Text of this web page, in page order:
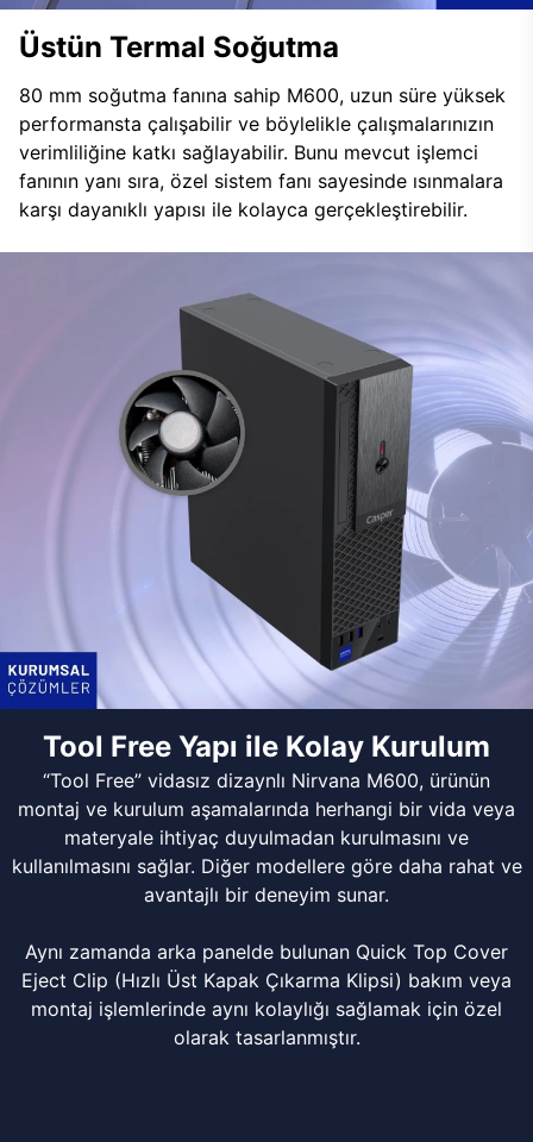
Üstün Termal Soğutma
80 mm soğutma fanına sahip M600, uzun süre yüksek
performansta çalışabilir ve böylelikle çalışmalarınızın
verimliliğine katkı sağlayabilir. Bunu mevcut işlemci
fanının yanı sıra, özel sistem fanı sayesinde ısınmalara
karşı dayanıklı yapısı ile kolayca gerçekleştirebilir.
Tool Free Yapı ile Kolay Kurulum
“Tool Free” vidasız dizaynlı Nirvana M600, ürünün
montaj ve kurulum aşamalarında herhangi bir vida veya
materyale ihtiyaç duyulmadan kurulmasını ve
kullanılmasını sağlar. Diğer modellere göre daha rahat ve
avantajlı bir deneyim sunar.
Aynı zamanda arka panelde bulunan Quick Top Cover
Eject Clip (Hızlı Üst Kapak Çıkarma Klipsi) bakım veya
montaj işlemlerinde aynı kolaylığı sağlamak için özel
olarak tasarlanmıştır.